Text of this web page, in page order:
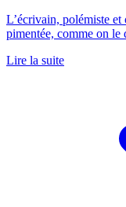
L’écrivain, polémiste
pimentée, comme on
Lire la suite